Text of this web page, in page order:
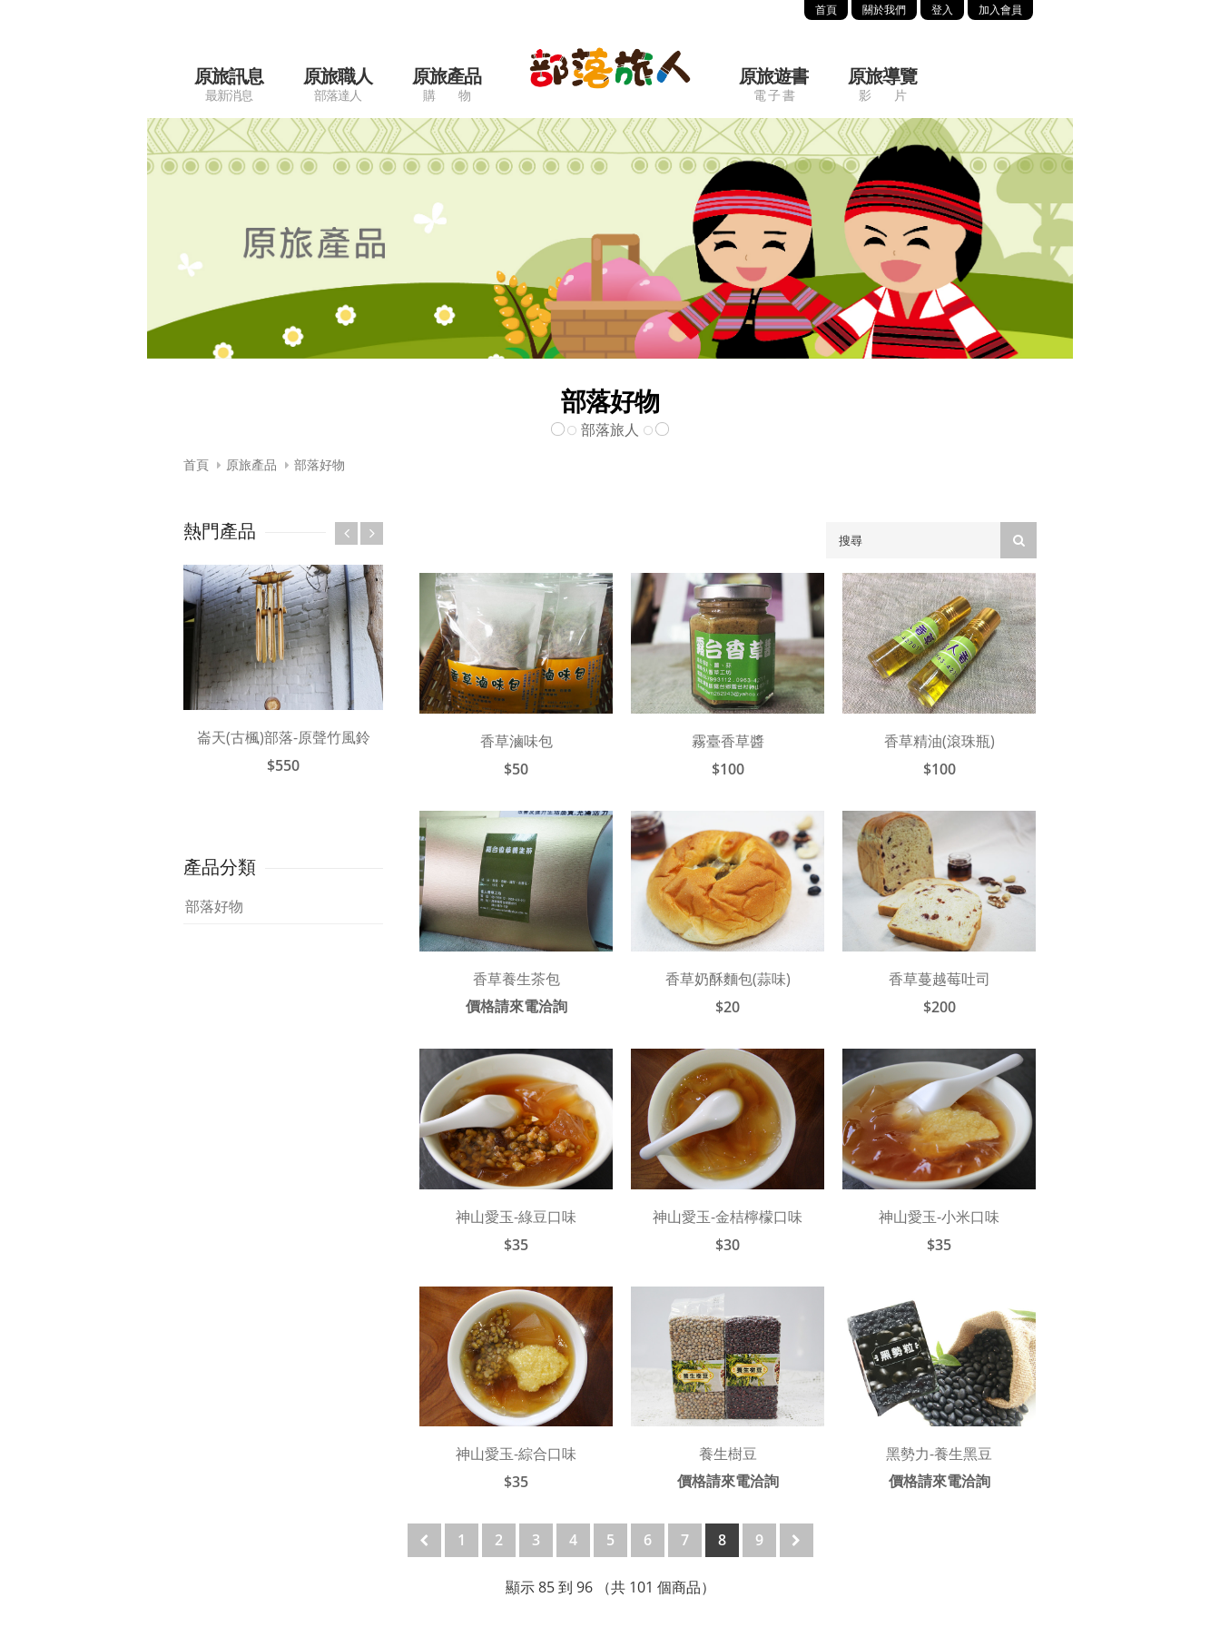
首頁 關於我們 登入 加入會員
原旅訊息
最新消息
原旅職人
部落達人
原旅產品
購 物
原旅遊書
電 子 書
原旅導覽
影 片
部落好物
部落旅人
首頁 原旅產品 部落好物
熱門產品
崙天(古楓)部落-原聲竹風鈴
$550
崙天(古楓)部落-原風束口包
$360
崙天(古楓)部落-布農風采鑰匙
圈
靜浦部落-手工皮編手環
價格請來電洽詢
產品分類
部落好物
香草滷味包
$50
霧臺香草醬
$100
香草精油(滾珠瓶)
$100
香草養生茶包
價格請來電洽詢
香草奶酥麵包(蒜味)
$20
香草蔓越莓吐司
$200
神山愛玉-綠豆口味
$35
神山愛玉-金桔檸檬口味
$30
神山愛玉-小米口味
$35
神山愛玉-綜合口味
$35
養生樹豆
價格請來電洽詢
黑勢力-養生黑豆
價格請來電洽詢
1 2 3 4 5 6 7 8 9
顯示85到 96（共 101 個商品）